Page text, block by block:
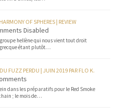
OF SPHERES | REVIEW
Disabled
hellène qui nous vient tout droit
grecque étant plutôt…
FUZZ PERDU | JUIN 2019 PAR FLO K.
dans les préparatifs pour le Red Smoke
; le mois de…